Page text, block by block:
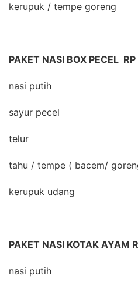
kerupuk / tempe goreng
PAKET NASI BOX PECEL
nasi putih
sayur pecel
telur
tahu / tempe ( bacem/
kerupuk udang
PAKET NASI KOTAK AYAM
nasi putih